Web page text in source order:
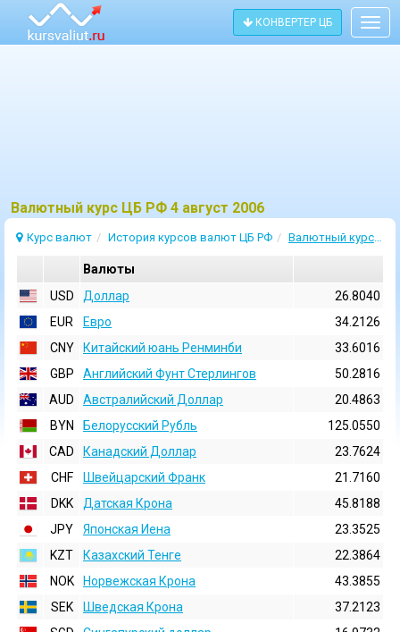
КОНВЕРТЕР ЦБ
Bалютный курс ЦБ РФ 4 август 2006
Курс валют История курсов валют ЦБ РФ Валютный курс 4 Август 2006
Валюты
USD
Доллар
26.8040
EUR
Евро
34.2126
CNY
Китайский юань Ренминби
33.6016
GBP
Английский Фунт Стерлингов
50.2816
AUD
Австралийский Доллар
20.4863
BYN
Белорусский Рубль
125.0550
CAD
Канадский Доллар
23.7624
CHF
Швейцарский Франк
21.7160
DKK
Датская Крона
45.8188
JPY
Японская Иена
23.3525
KZT
Казахский Тенге
22.3864
NOK
Норвежская Крона
43.3855
SEK
Шведская Крона
37.2123